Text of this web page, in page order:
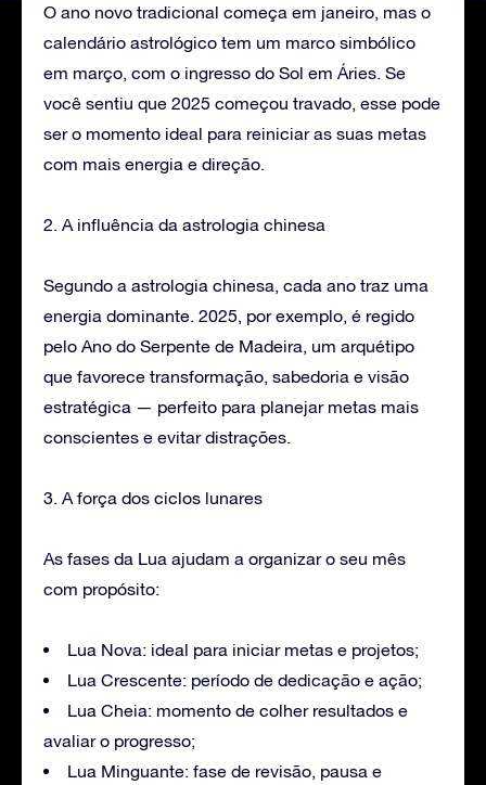
O ano novo tradicional começa em janeiro, mas o
calendário astrológico tem um marco simbólico
em março, com o ingresso do Sol em Áries. Se
você sentiu que 2025 começou travado, esse pode
ser o momento ideal para reiniciar as suas metas
com mais energia e direção.
2. A influência da astrologia chinesa
Segundo a astrologia chinesa, cada ano traz uma
energia dominante. 2025, por exemplo, é regido
pelo Ano do Serpente de Madeira, um arquétipo
que favorece transformação, sabedoria e visão
estratégica — perfeito para planejar metas mais
conscientes e evitar distrações.
3. A força dos ciclos lunares
As fases da Lua ajudam a organizar o seu mês
com propósito:
Lua Nova: ideal para iniciar metas e projetos;
Lua Crescente: período de dedicação e ação;
Lua Cheia: momento de colher resultados e
avaliar o progresso;
Lua Minguante: fase de revisão, pausa e